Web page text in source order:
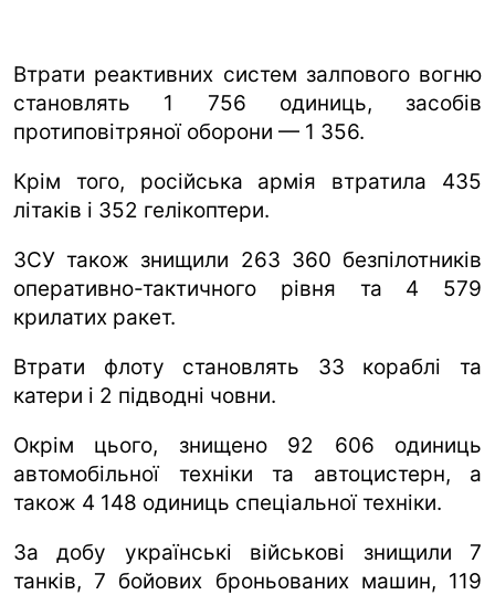
Втрати реактивних систем залпового вогню
становлять 1 756 одиниць, засобів
протиповітряної оборони — 1 356.
Крім того, російська армія втратила 435
літаків і 352 гелікоптери.
ЗСУ також знищили 263 360 безпілотників
оперативно-тактичного рівня та 4 579
крилатих ракет.
Втрати флоту становлять 33 кораблі та
катери і 2 підводні човни.
Окрім цього, знищено 92 606 одиниць
автомобільної техніки та автоцистерн, а
також 4 148 одиниць спеціальної техніки.
За добу українські військові знищили 7
танків, 7 бойових броньованих машин, 119